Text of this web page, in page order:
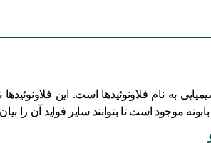
به نام فلاونوئیدها است. این
موجود است تا بتوانند سایر فواید آن را